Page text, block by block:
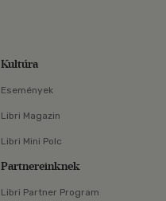
Kultúra
Események
Libri Magazin
Libri Mini Polc
Partnereinknek
Libri Partner Program